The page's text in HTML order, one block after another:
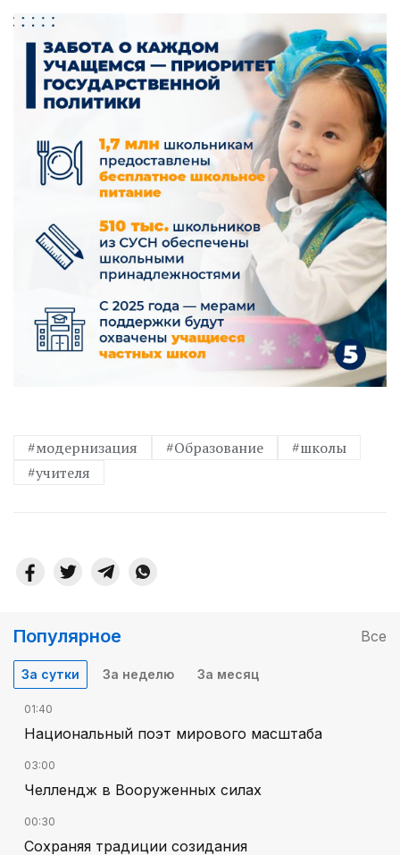
#модернизация #Образование
#школы
#учителя
Популярное Все
За сутки За неделю За месяц
01:40
Национальный поэт мирового масштаба
03:00
Челлендж в Вооруженных силах
00:30
Сохраняя традиции созидания